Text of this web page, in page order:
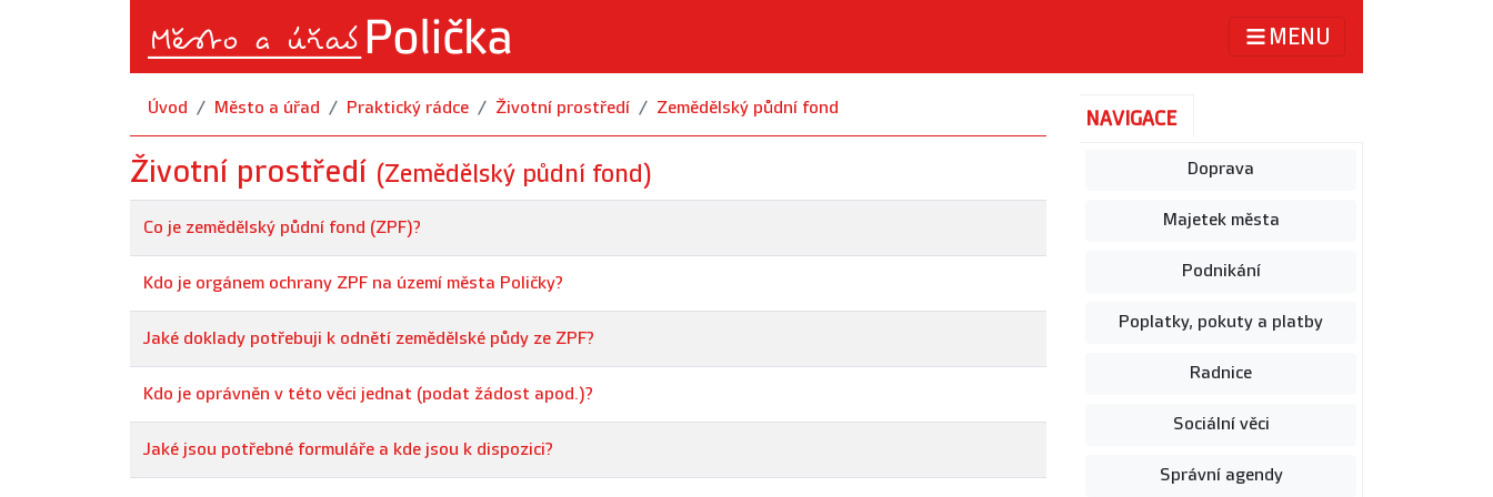
MENU
Úvod Město a úřad Praktický rádce Životní prostředí Zemědělský půdní fond
Životní prostředí (Zemědělský půdní fond)
Co je zemědělský půdní fond (ZPF)?
Kdo je orgánem ochrany ZPF na území města Poličky?
Jaké doklady potřebuji k odnětí zemědělské půdy ze ZPF?
Kdo je oprávněn v této věci jednat (podat žádost apod.)?
Jaké jsou potřebné formuláře a kde jsou k dispozici?
NAVIGACE
Doprava
Majetek města
Podnikání
Poplatky, pokuty a platby
Radnice
Sociální věci
Správní agendy